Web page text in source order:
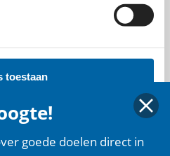
toestaan
toestaan
mail
goede doelen direct in